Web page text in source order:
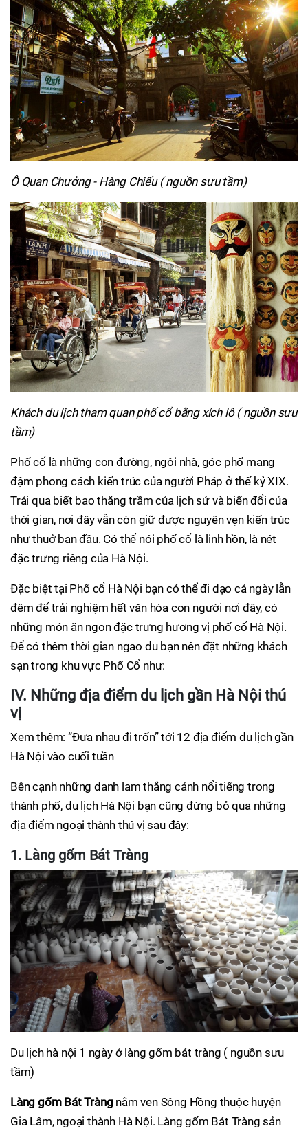
Ô Quan Chưởng - Hàng Chiếu ( nguồn sưu tầm)
Khách du lịch tham quan phố cổ bằng xích lô ( nguồn sưu
tầm)
Phố cổ là những con đường, ngôi nhà, góc phố mang
đậm phong cách kiến trúc của người Pháp ở thế kỷ XIX.
Trải qua biết bao thăng trầm của lịch sử và biến đổi của
thời gian, nơi đây vẫn còn giữ được nguyên vẹn kiến trúc
như thuở ban đầu. Có thể nói phố cổ là linh hồn, là nét
đặc trưng riêng của Hà Nội.
Đặc biệt tại Phố cổ Hà Nội bạn có thể đi dạo cả ngày lẫn
đêm để trải nghiệm hết văn hóa con người nơi đây, có
những món ăn ngon đặc trưng hương vị phố cổ Hà Nội.
Để có thêm thời gian ngao du bạn nên đặt những khách
sạn trong khu vực Phố Cổ như:
IV. Những địa điểm du lịch gần Hà Nội thú
vị
Xem thêm: “Đưa nhau đi trốn” tới 12 địa điểm du lịch gần
Hà Nội vào cuối tuần
Bên cạnh những danh lam thắng cảnh nổi tiếng trong
thành phố, du lịch Hà Nội bạn cũng đừng bỏ qua những
địa điểm ngoại thành thú vị sau đây:
1. Làng gốm Bát Tràng
Du lịch hà nội 1 ngày ở làng gốm bát tràng ( nguồn sưu
tầm)
Làng gốm Bát Tràng nằm ven Sông Hồng thuộc huyện
Gia Lâm, ngoại thành Hà Nội. Làng gốm Bát Tràng sản